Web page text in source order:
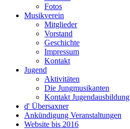
Fotos
Musikverein
Mitglieder
Vorstand
Geschichte
Impressum
Kontakt
Jugend
Aktivitäten
Die Jungmusikanten
Kontakt Jugendausbildung
d' Übersaxner
Ankündigung Veranstaltungen
Website bis 2016